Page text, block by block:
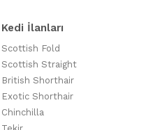
Kedi İlanları
Scottish Fold
Scottish Straight
British Shorthair
Exotic Shorthair
Chinchilla